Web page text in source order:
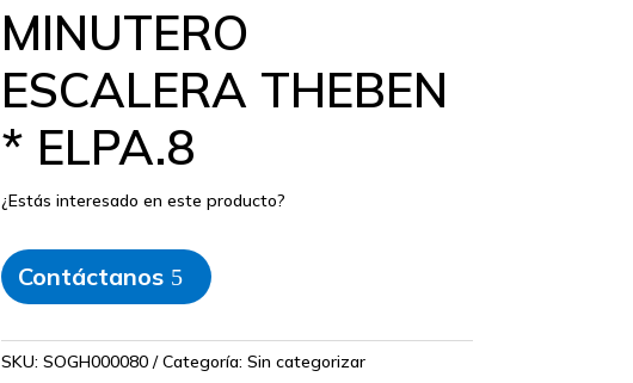
MINUTERO
ESCALERA THEBEN
* ELPA.8
¿Estás interesado en este producto?
Contáctanos
SKU: SOGH000080 Categoría: Sin categorizar